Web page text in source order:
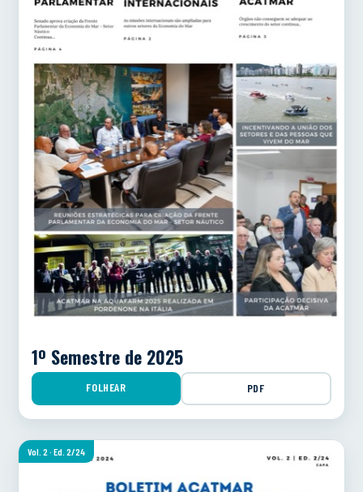
1º Semestre de 2025
FOLHEAR PDF
Vol. 2 · Ed. 2/24